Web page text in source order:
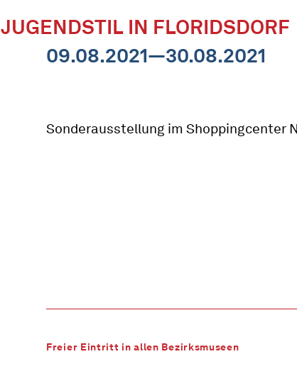
JUGENDSTIL IN FLORIDSDORF
09.08.2021—30.08.2021
Sonderausstellung im Shoppingcenter
Freier Eintritt in allen Bezirksmuseen